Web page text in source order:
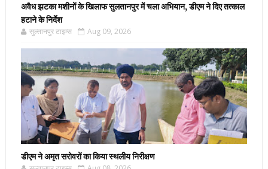
अवैध झटका मशीनों के खिलाफ सुलतानपुर में चला अभियान, डीएम ने दिए तत्काल
हटाने के निर्देश
सुल्तानपुर टाइम्स Aug 09, 2026
डीएम ने अमृत सरोवरों का किया स्थलीय निरीक्षण